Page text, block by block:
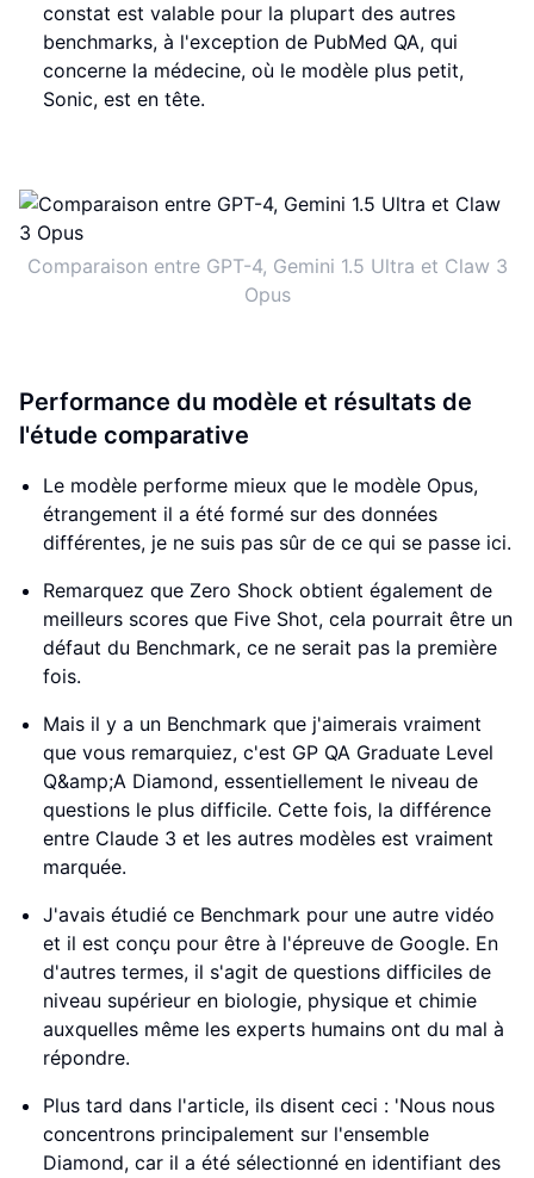
constat est valable pour la plupart des autres
benchmarks, à l'exception de PubMed QA, qui
concerne la médecine, où le modèle plus petit,
Sonic, est en tête.
Comparaison entre GPT-4, Gemini 1.5 Ultra et Claw 3
Opus
Performance du modèle et résultats de
l'étude comparative
Le modèle performe mieux que le modèle Opus,
étrangement il a été formé sur des données
différentes, je ne suis pas sûr de ce qui se passe ici.
Remarquez que Zero Shock obtient également de
meilleurs scores que Five Shot, cela pourrait être un
défaut du Benchmark, ce ne serait pas la première
fois.
Mais il y a un Benchmark que j'aimerais vraiment
que vous remarquiez, c'est GP QA Graduate Level
Q&amp;A Diamond, essentiellement le niveau de
questions le plus difficile. Cette fois, la différence
entre Claude 3 et les autres modèles est vraiment
marquée.
J'avais étudié ce Benchmark pour une autre vidéo
et il est conçu pour être à l'épreuve de Google. En
d'autres termes, il s'agit de questions difficiles de
niveau supérieur en biologie, physique et chimie
auxquelles même les experts humains ont du mal à
répondre.
Plus tard dans l'article, ils disent ceci : 'Nous nous
concentrons principalement sur l'ensemble
Diamond, car il a été sélectionné en identifiant des